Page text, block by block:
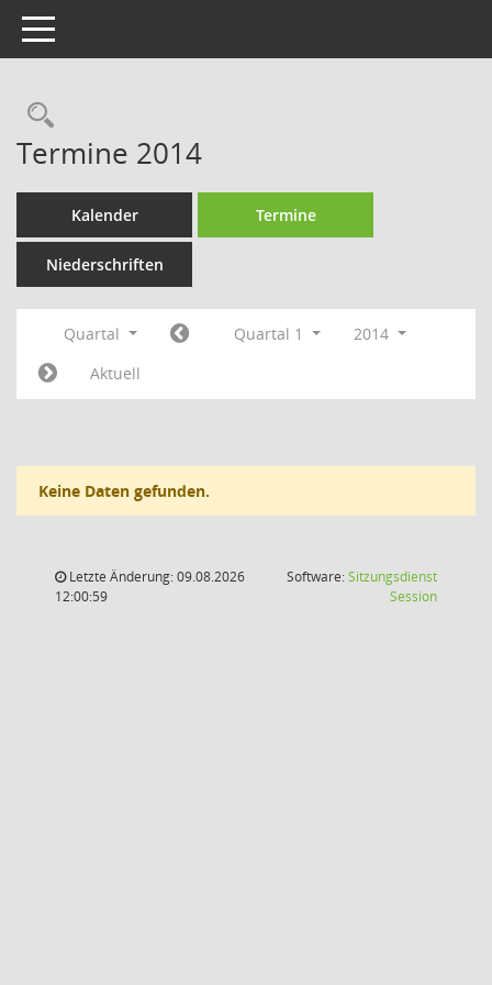
Toggle navigation
Rechercheauswahl
Termine 2014
Kalender Termine
Niederschriften
Quartal Quartal 1
2014
Aktuell
Keine Daten gefunden.
Letzte Änderung: 09.08.2026
12:00:59
Software:Sitzungsdienst
Session(Wird in